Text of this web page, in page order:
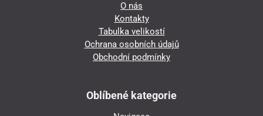
O nás
Kontakty
Tabulka velikostí
Ochrana osobních údajů
Obchodní podmínky
Oblíbené kategorie